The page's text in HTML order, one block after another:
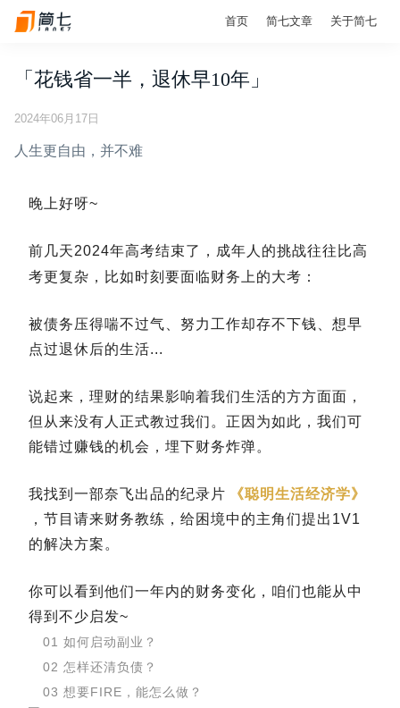
首页 简七文章 关于简七
「花钱省一半，退休早10年」
2024年06月17日
人生更自由，并不难
晚上好呀~
前几天2024年高考结束了， 成年人的挑战往往比高
考更复杂，比如时刻要面临财务上的大考：
被债务压得喘不过气、努力工作却存不下钱、想早
点过退休后的生活...
说起来，理财的结果影响着我们生活的方方面面，
但从来没有人正式教过我们。正因为如此，我们可
能错过赚钱的机会，埋下财务炸弹。
我找到一部奈飞出品的纪录片
《聪明生活经济学》
，节目请来财务教练，给困境中的主角们提出1V1
的解决方案。
你可以看到他们一年内的财务变化，咱们也能从中
得到不少启发~
01 如何启动副业？
02 怎样还清负债？
03 想要FIRE，能怎么做？